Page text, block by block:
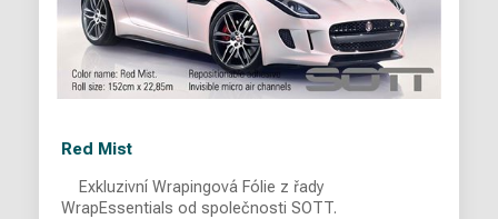
Red Mist
WrapEssentials od společnosti SOTT.